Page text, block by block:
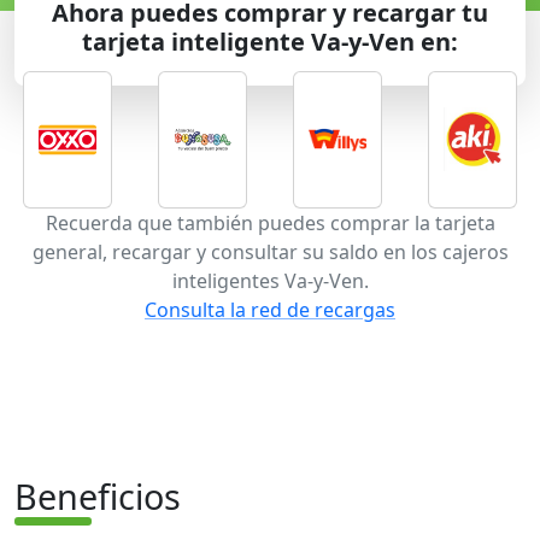
Ahora puedes comprar y recargar tu
tarjeta inteligente Va-y-Ven en:
Recuerda que también puedes comprar la tarjeta
general, recargar y consultar su saldo en los cajeros
inteligentes Va-y-Ven.
Consulta la red de recargas
Beneficios